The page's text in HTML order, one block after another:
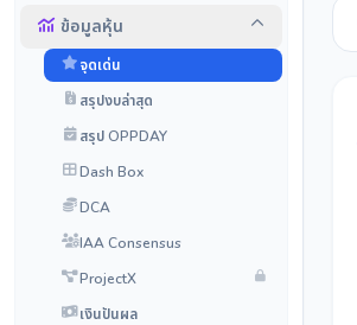
ข้อมูลหุ้น
จุดเด่น
สรุปงบล่าสุด
สรุป OPPDAY
Dash Box
DCA
IAA Consensus
ProjectX
เงินปันผล